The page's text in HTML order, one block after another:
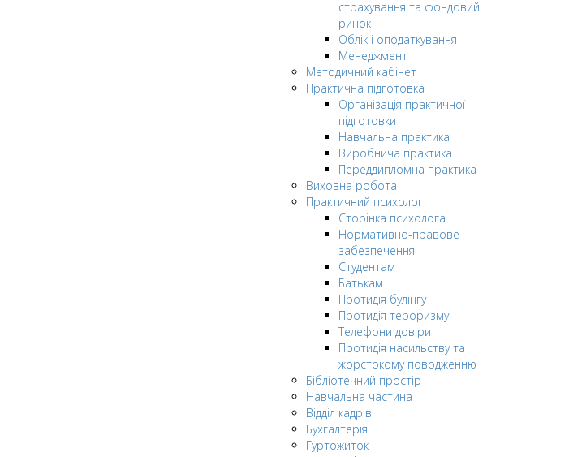
страхування та фондовий
ринок
Облік і оподаткування
Менеджмент
Методичний кабінет
Практична підготовка
Організація практичної
підготовки
Навчальна практика
Виробнича практика
Переддипломна практика
Виховна робота
Практичний психолог
Сторінка психолога
Нормативно-правове
забезпечення
Студентам
Батькам
Протидія булінгу
Протидія тероризму
Телефони довіри
Протидія насильству та
жорстокому поводженню
Бібліотечний простір
Навчальна частина
Відділ кадрів
Бухгалтерія
Гуртожиток